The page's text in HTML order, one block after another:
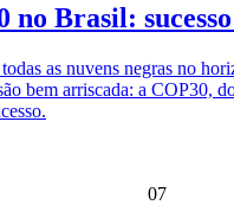
no Brasil:
as nuvens negras no
bem arriscada: a COP30,
07